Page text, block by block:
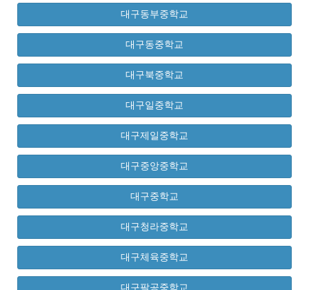
대구동부중학교
대구동중학교
대구북중학교
대구일중학교
대구제일중학교
대구중앙중학교
대구중학교
대구청라중학교
대구체육중학교
대구팔공중학교